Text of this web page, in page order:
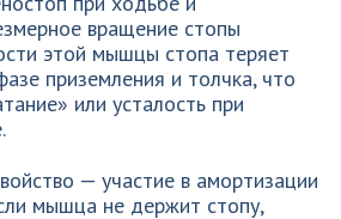
вращение стопы
этой мышцы стопа теряет
приземления и толчка, что
или усталость при
— участие в амортизации
мышца не держит стопу,